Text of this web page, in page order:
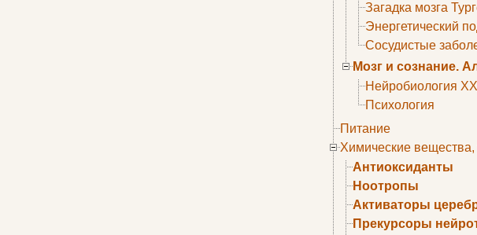
Загадка мозга
Энергетический
Сосудистые
Мозг и сознание.
Нейробиология
Психология
Питание
Химические
Антиоксиданты
Ноотропы
Активаторы
Прекурсоры